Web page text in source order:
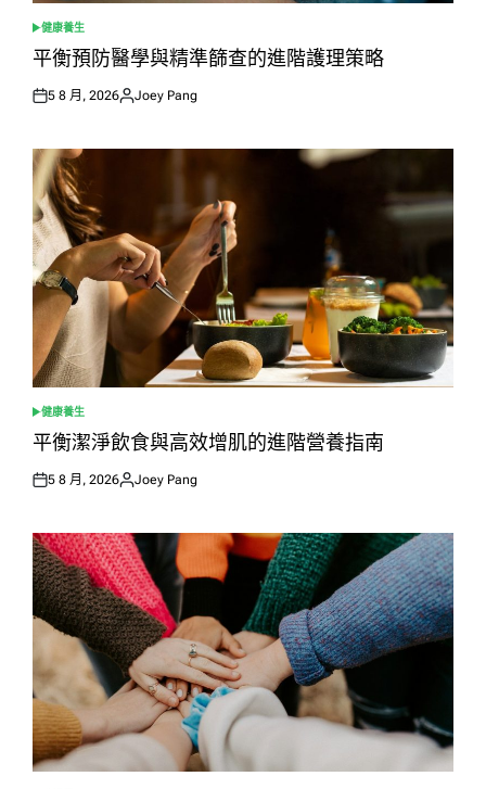
POSTED
IN
健康養生
平衡預防醫學與精準篩查的進階護理策略
Posted
5 8 月, 2026
Posted
Joey Pang
POSTED
IN
健康養生
平衡潔淨飲食與高效增肌的進階營養指南
Posted
5 8 月, 2026
Posted
Joey Pang